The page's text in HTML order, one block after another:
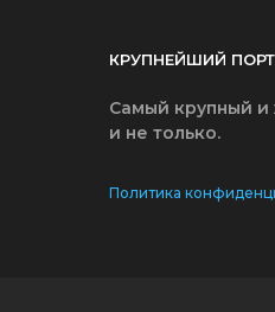
КРУПНЕЙШИЙ
Самый крупный и
и не только.
Политика